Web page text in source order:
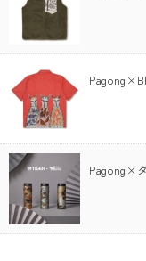
Pagong×